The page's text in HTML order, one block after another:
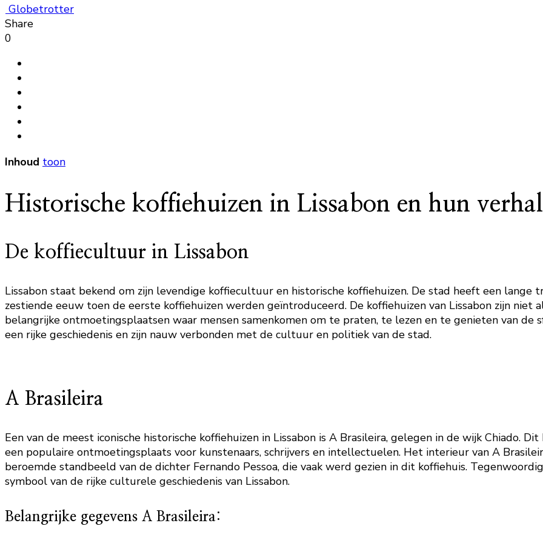
Globetrotter
Share
0
Inhoud toon
Historische koffiehuizen in Lissabon en hun
De koffiecultuur in Lissabon
Lissabon staat bekend om zijn levendige koffiecultuur en historische koffiehuizen. De stad heeft een
zestiende eeuw toen de eerste koffiehuizen werden geïntroduceerd. De koffiehuizen van Lissabon zijn niet
belangrijke ontmoetingsplaatsen waar mensen samenkomen om te praten, te lezen en te genieten van de
een rijke geschiedenis en zijn nauw verbonden met de cultuur en politiek van de stad.
A Brasileira
Een van de meest iconische historische koffiehuizen in Lissabon is A Brasileira, gelegen in de wijk Chiado.
een populaire ontmoetingsplaats voor kunstenaars, schrijvers en intellectuelen. Het interieur van A
beroemde standbeeld van de dichter Fernando Pessoa, die vaak werd gezien in dit koffiehuis.
symbool van de rijke culturele geschiedenis van Lissabon.
Belangrijke gegevens A Brasileira: